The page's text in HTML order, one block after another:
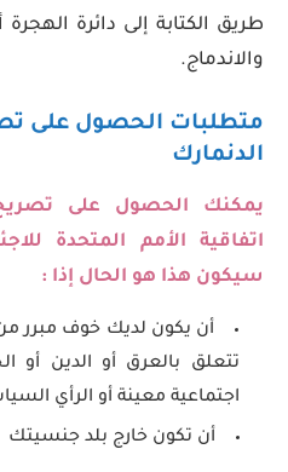
طريق الكتابة إلى دائرة
والاندماج.
متطلبات الحصول على
الدنمارك
يمكنك الحصول على
اتفاقية الأمم المتحدة
سيكون هذا هو الحال إذا :
أن يكون لديك خوف مبرر
تتعلق بالعرق أو الدين أو
اجتماعية معينة أو الرأي
أن تكون خارج بلد جنسيتك